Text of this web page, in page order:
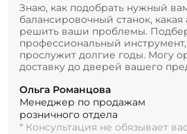
Знаю, как подобрать нужный
балансировочный станок,
решить ваши проблемы.
профессиональный
прослужит долгие годы. Могу
доставку до дверей вашего
Ольга Романцова
Менеджер по продажам
розничного отдела
* Консультация не обязывает